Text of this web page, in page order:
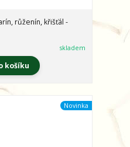
růženín, křišťál -
skladem
košíku
Novinka